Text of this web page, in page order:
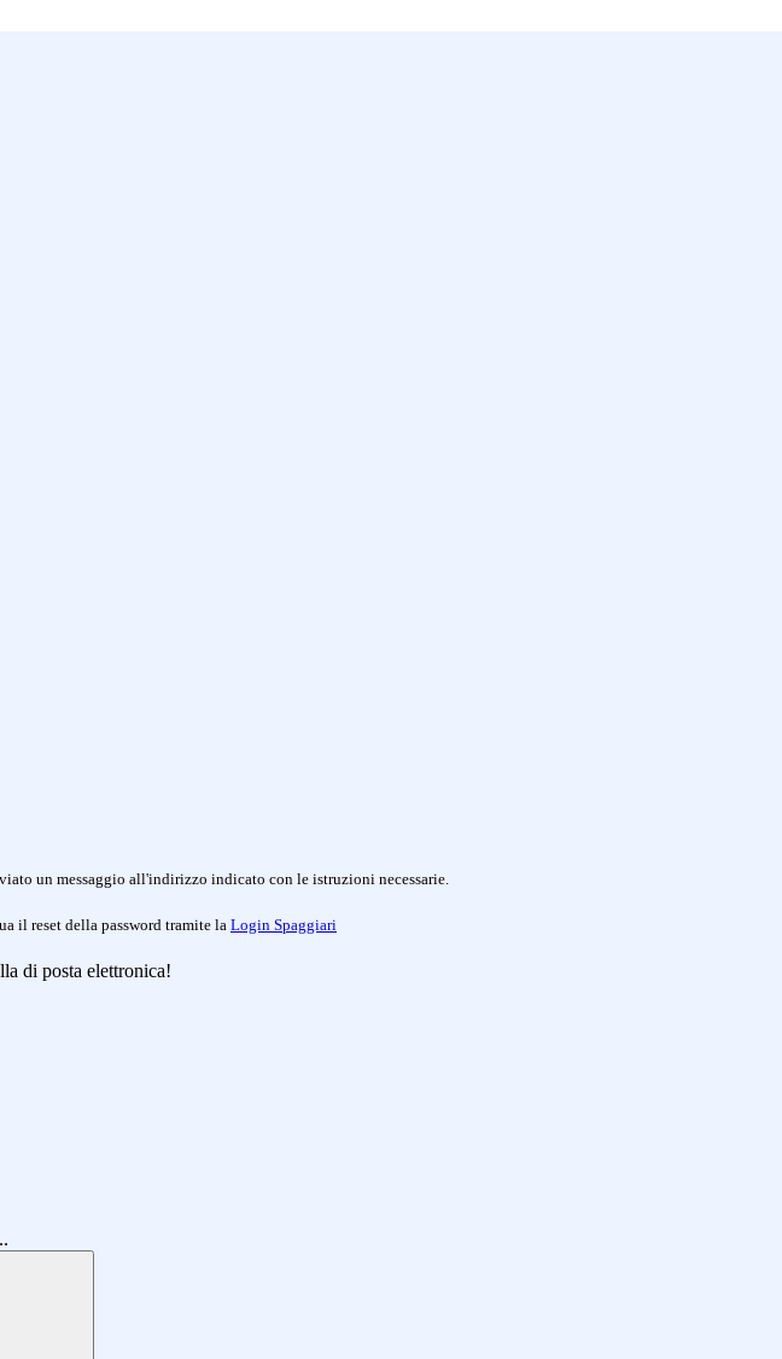
un messaggio all'indirizzo indicato con le istruzioni necessarie.
il reset della password tramite la Login Spaggiari
di posta elettronica!